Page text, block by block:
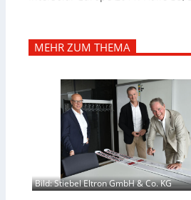
MEHR ZUM THEMA
Bild: Stiebel Eltron GmbH & Co. KG